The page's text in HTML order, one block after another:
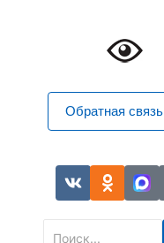
Обратная связь